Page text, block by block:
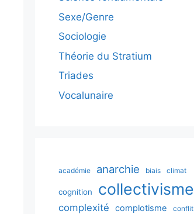
Sexe/Genre
Sociologie
Théorie du Stratium
Triades
Vocalunaire
académie anarchie biais climat
cognition collectivisme
complexité complotisme conflit